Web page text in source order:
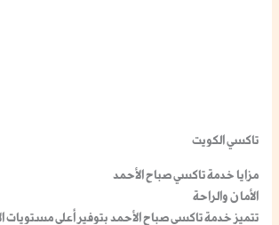
تاكسي الكويت
مزايا خدمة تاكسي صباح الأحمد
الأمان والراحة
تتميز خدمة تاكسي صباح الأحمد بتوفير أعلى مستويات